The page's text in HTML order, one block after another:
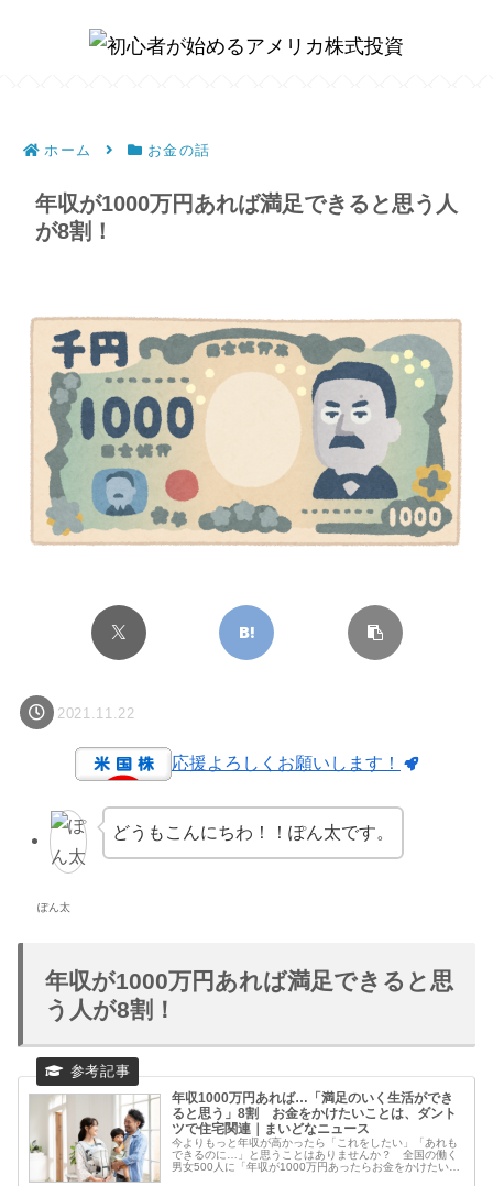
ホーム お金の話
年収が1000万円あれば満足できると思う人
が8割！
2021.11.22
応援よろしくお願いします！
ぽん太
どうもこんにちわ！！ぽん太です。
年収が1000万円あれば満足できると思
う人が8割！
年収1000万円あれば…「満足のいく生活ができ
ると思う」8割 お金をかけたいことは、ダント
ツで住宅関連｜まいどなニュース
今よりもっと年収が高かったら「これをしたい」「あれも
できるのに…」と思うことはありませんか？ 全国の働く
男女500人に「年収が1000万円あったらお金をかけたいこ